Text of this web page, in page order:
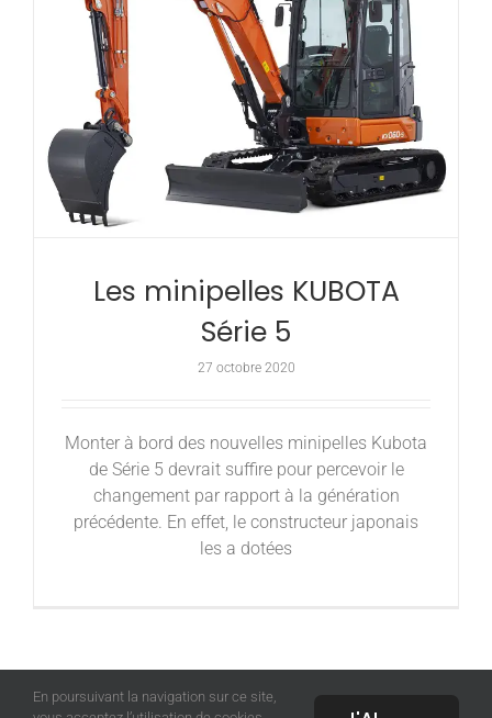
Les minipelles KUBOTA
Série 5
27 octobre 2020
Monter à bord des nouvelles minipelles Kubota
de Série 5 devrait suffire pour percevoir le
changement par rapport à la génération
précédente. En effet, le constructeur japonais
les a dotées
En poursuivant la navigation sur ce site,